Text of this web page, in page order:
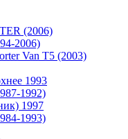
(2006)
2006)
Van T5 (2003)
1993
1992)
1997
1993)